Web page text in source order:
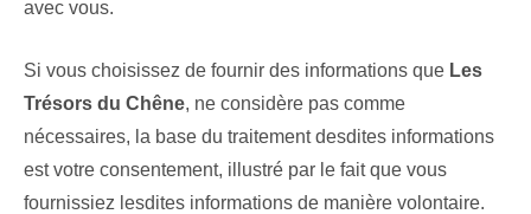
avec vous.
Si vous choisissez de fournir des informations que Les
Trésors du Chêne, ne considère pas comme
nécessaires, la base du traitement desdites informations
est votre consentement, illustré par le fait que vous
fournissiez lesdites informations de manière volontaire.